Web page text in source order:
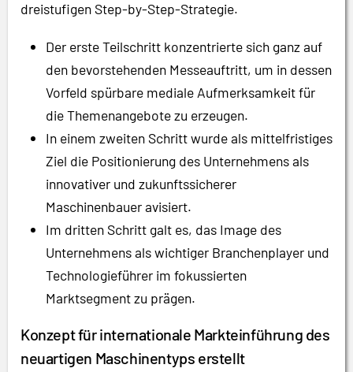
dreistufigen Step-by-Step-Strategie.
Der erste Teilschritt konzentrierte sich ganz auf
den bevorstehenden Messeauftritt, um in dessen
Vorfeld spürbare mediale Aufmerksamkeit für
die Themenangebote zu erzeugen.
In einem zweiten Schritt wurde als mittelfristiges
Ziel die Positionierung des Unternehmens als
innovativer und zukunftssicherer
Maschinenbauer avisiert.
Im dritten Schritt galt es, das Image des
Unternehmens als wichtiger Branchenplayer und
Technologieführer im fokussierten
Marktsegment zu prägen.
Konzept für internationale Markteinführung des
neuartigen Maschinentyps erstellt